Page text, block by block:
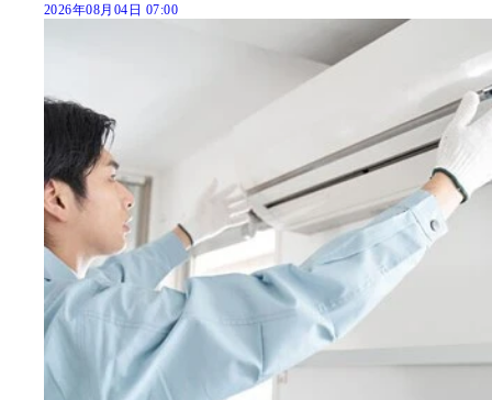
2026年08月04日 07:00